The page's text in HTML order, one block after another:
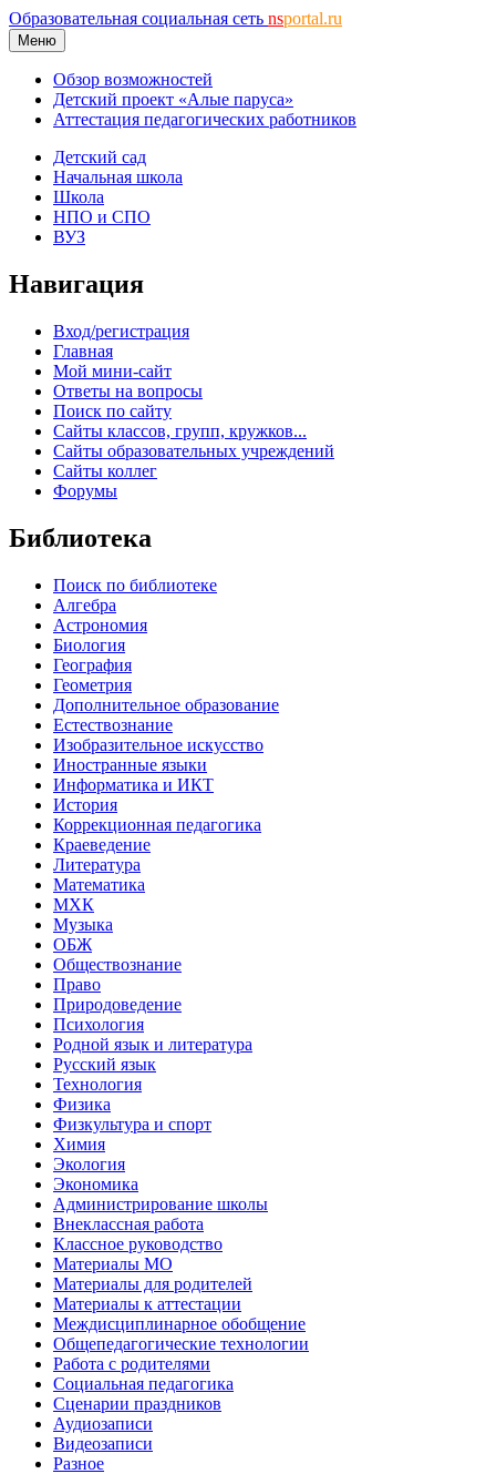
Образовательная социальная сеть nsportal.ru
Меню
Обзор возможностей
Детский проект «Алые паруса»
Аттестация педагогических работников
Детский сад
Начальная школа
Школа
НПО и СПО
ВУЗ
Навигация
Вход/регистрация
Главная
Мой мини-сайт
Ответы на вопросы
Поиск по сайту
Сайты классов, групп, кружков...
Сайты образовательных учреждений
Сайты коллег
Форумы
Библиотека
Поиск по библиотеке
Алгебра
Астрономия
Биология
География
Геометрия
Дополнительное образование
Естествознание
Изобразительное искусство
Иностранные языки
Информатика и ИКТ
История
Коррекционная педагогика
Краеведение
Литература
Математика
МХК
Музыка
ОБЖ
Обществознание
Право
Природоведение
Психология
Родной язык и литература
Русский язык
Технология
Физика
Физкультура и спорт
Химия
Экология
Экономика
Администрирование школы
Внеклассная работа
Классное руководство
Материалы МО
Материалы для родителей
Материалы к аттестации
Междисциплинарное обобщение
Общепедагогические технологии
Работа с родителями
Социальная педагогика
Сценарии праздников
Аудиозаписи
Видеозаписи
Разное